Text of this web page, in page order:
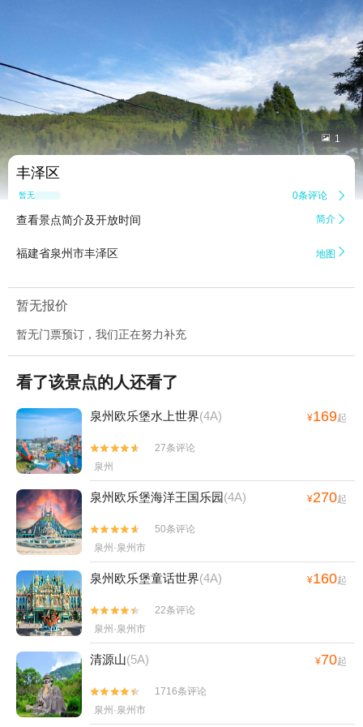
 1
丰泽区
暂无点评 0条评论 
查看景点简介及开放时间 简介 
福建省泉州市丰泽区 地图 
暂无报价
暂无门票预订，我们正在努力补充
看了该景点的人还看了
泉州欧乐堡水上世界(4A) ¥169起


27条评论
泉州
泉州欧乐堡海洋王国乐园(4A) ¥270起


50条评论
泉州·泉州市
泉州欧乐堡童话世界(4A) ¥160起


22条评论
泉州·泉州市
清源山(5A) ¥70起


1716条评论
泉州·泉州市